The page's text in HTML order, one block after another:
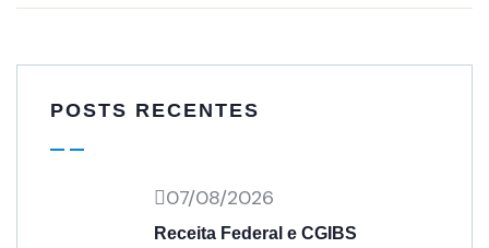
POSTS RECENTES
07/08/2026
Receita Federal e CGIBS